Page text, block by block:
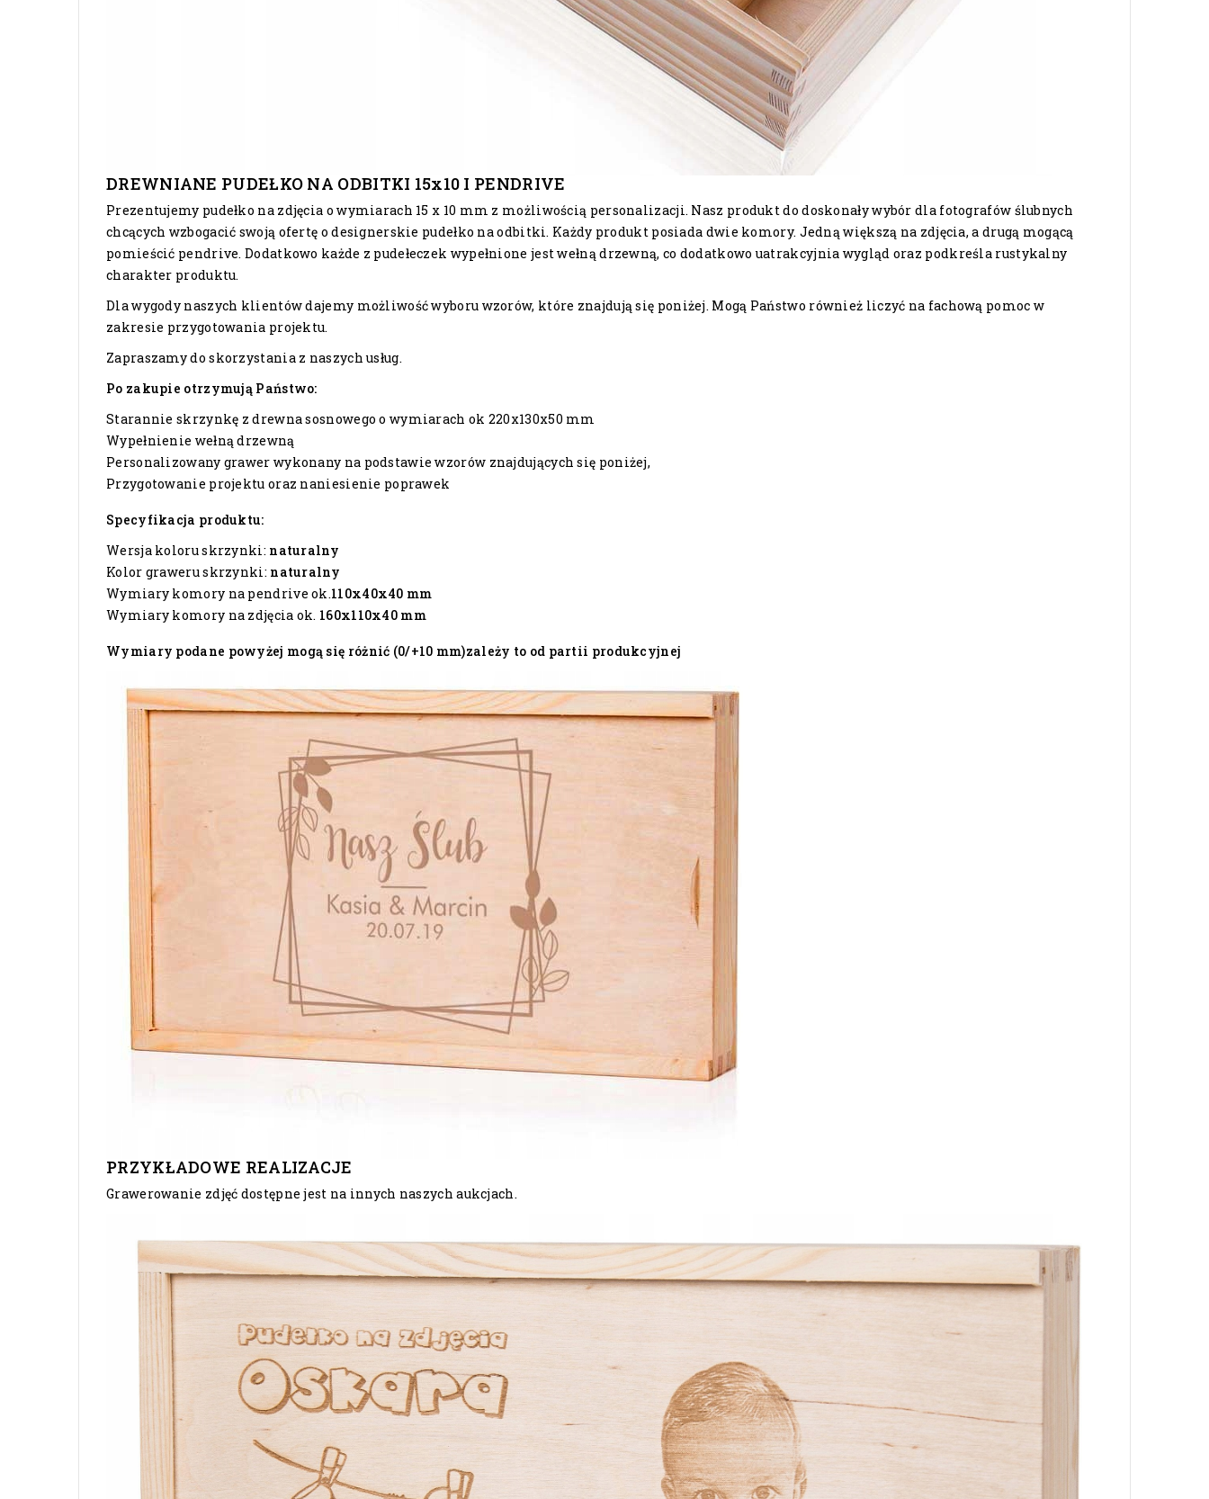
DREWNIANE PUDEŁKO NA ODBITKI 15x10 I PENDRIVE
Prezentujemy pudełko na zdjęcia o wymiarach 15 x 10 mm z możliwością personalizacji. Nasz produkt do doskonały wybór dla fotografów ślubnych
chcących wzbogacić swoją ofertę o designerskie pudełko na odbitki. Każdy produkt posiada dwie komory. Jedną większą na zdjęcia, a drugą mogącą
pomieścić pendrive. Dodatkowo każde z pudełeczek wypełnione jest wełną drzewną, co dodatkowo uatrakcyjnia wygląd oraz podkreśla rustykalny
charakter produktu.
Dla wygody naszych klientów dajemy możliwość wyboru wzorów, które znajdują się poniżej. Mogą Państwo również liczyć na fachową pomoc w
zakresie przygotowania projektu.
Zapraszamy do skorzystania z naszych usług.
Po zakupie otrzymują Państwo:
Starannie skrzynkę z drewna sosnowego o wymiarach ok 220x130x50 mm
Wypełnienie wełną drzewną
Personalizowany grawer wykonany na podstawie wzorów znajdujących się poniżej,
Przygotowanie projektu oraz naniesienie poprawek
Specyfikacja produktu:
Wersja koloru skrzynki: naturalny
Kolor graweru skrzynki: naturalny
Wymiary komory na pendrive ok.110x40x40 mm
Wymiary komory na zdjęcia ok. 160x110x40 mm
Wymiary podane powyżej mogą się różnić (0/+10 mm)zależy to od partii produkcyjnej
PRZYKŁADOWE REALIZACJE
Grawerowanie zdjęć dostępne jest na innych naszych aukcjach.